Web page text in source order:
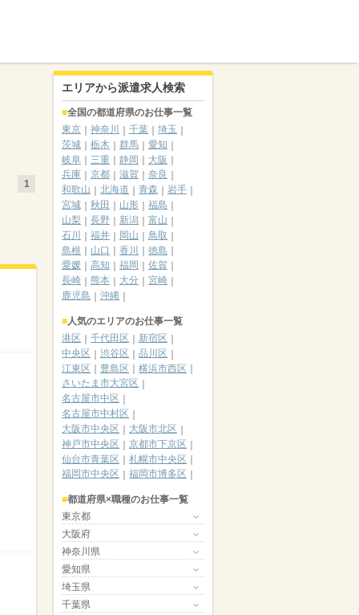
1
エリアから派遣求人検索
全国の都道府県のお仕事一覧
東京
神奈川 千葉
埼玉
茨城
栃木 群馬
愛知
岐阜
三重 静岡
大阪
兵庫
京都 滋賀
奈良
和歌山
北海道 青森
岩手
宮城
秋田 山形
福島
山梨
長野 新潟
富山
石川
福井 岡山
鳥取
島根
山口 香川
徳島
愛媛
高知 福岡
佐賀
長崎
熊本 大分
宮崎
鹿児島
沖縄
人気のエリアのお仕事一覧
港区
千代田区
新宿区
中央区
渋谷区
品川区
江東区
豊島区
横浜市西区
さいたま市大宮区
名古屋市中区
名古屋市中村区
大阪市中央区
大阪市北区
神戸市中央区
京都市下京区
仙台市青葉区
札幌市中央区
福岡市中央区
福岡市博多区
都道府県×職種のお仕事一覧
東京都
大阪府
神奈川県
愛知県
埼玉県
千葉県